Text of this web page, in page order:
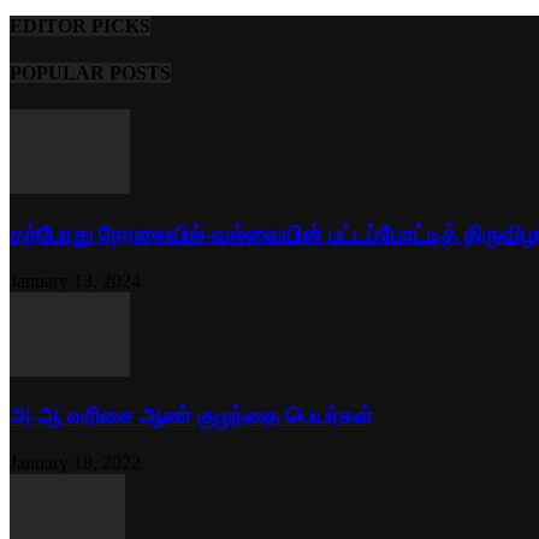
EDITOR PICKS
POPULAR POSTS
தற்போது நேரலையில்-வல்வையின் பட்டப்போட்டித்
அ-ஆ வரிசை ஆண் குழந்தை பெயர்கள்